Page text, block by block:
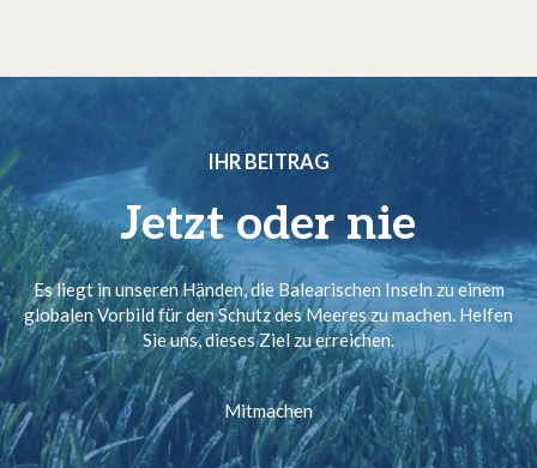
IHR BEITRAG
Jetzt oder nie
Es liegt in unseren Händen, die Balearischen Inseln zu einem
globalen Vorbild für den Schutz des Meeres zu machen. Helfen
Sie uns, dieses Ziel zu erreichen.
Mitmachen